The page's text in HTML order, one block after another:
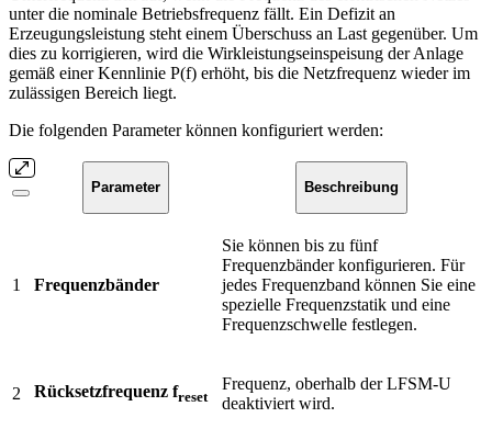
unter die nominale Betriebsfrequenz fällt. Ein Defizit an
Erzeugungsleistung steht einem Überschuss an Last gegenüber. Um
dies zu korrigieren, wird die Wirkleistungseinspeisung der Anlage
gemäß einer Kennlinie P(f) erhöht, bis die Netzfrequenz wieder im
zulässigen Bereich liegt.
Die folgenden Parameter können konfiguriert werden:
Parameter Beschreibung
1 Frequenzbänder
Sie können bis zu fünf
Frequenzbänder konfigurieren. Für
jedes Frequenzband können Sie eine
spezielle Frequenzstatik und eine
Frequenzschwelle festlegen.
2 Rücksetzfrequenz freset
Frequenz, oberhalb der LFSM-U
deaktiviert wird.